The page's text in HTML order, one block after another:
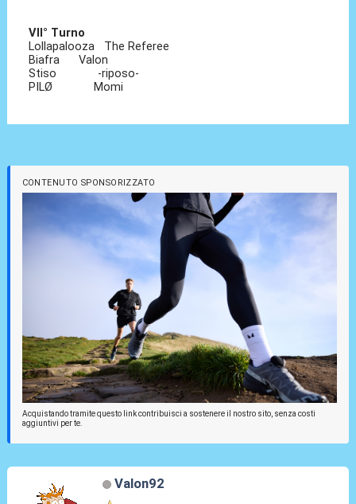
VII° Turno
Lollapalooza The Referee
Biafra Valon
Stiso -riposo-
PILØ Momi
CONTENUTO SPONSORIZZATO
Acquistando tramite questo link contribuisci a sostenere il nostro sito, senza costi
aggiuntivi per te.
Valon92